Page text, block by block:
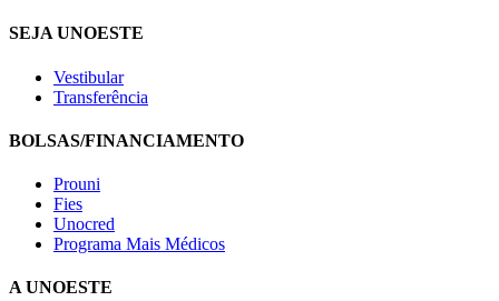
SEJA UNOESTE
Vestibular
Transferência
BOLSAS/FINANCIAMENTO
Prouni
Fies
Unocred
Programa Mais Médicos
A UNOESTE